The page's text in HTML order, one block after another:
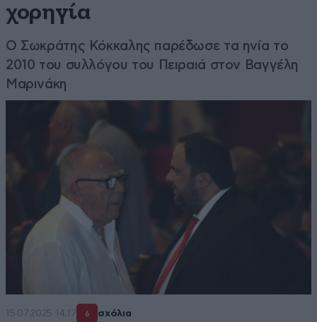
χορηγία
O Σωκράτης Κόκκαλης παρέδωσε τα ηνία το
2010 του συλλόγου του Πειραιά στον Βαγγέλη
Μαρινάκη
15·07·2025 14:17 6 σχόλια